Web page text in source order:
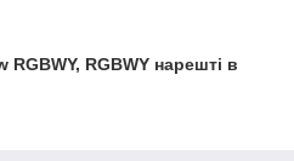
RGBWY, RGBWY нарешті в